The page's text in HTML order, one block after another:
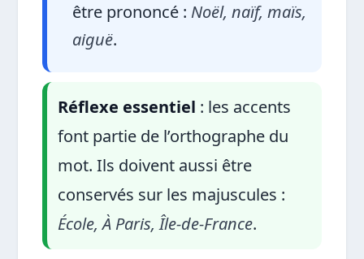
être prononcé : Noël, naïf, maïs,
aiguë.
Réflexe essentiel : les accents
font partie de l’orthographe du
mot. Ils doivent aussi être
conservés sur les majuscules :
École, À Paris, Île-de-France.